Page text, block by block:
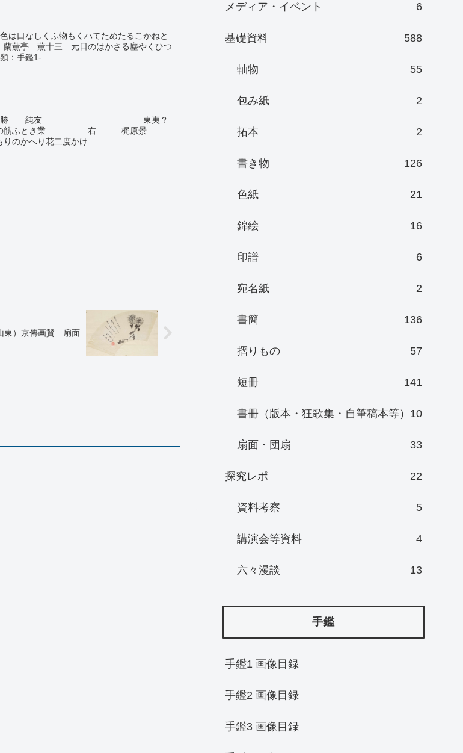
は口なしくふ物もくハてためたるこかねと
亭 薫十三ゝ元日のはかさる塵やくひつ
：手鑑1-...
1-39-2 左勝 純友 東夷？
伊予簾の筋ふとき業 右 梶原景
へり花二度かけ...
東）京傳画賛 扇面
メディア・イベント 6
基礎資料 588
軸物 55
包み紙 2
拓本 2
書き物 126
色紙 21
錦絵 16
印譜 6
宛名紙 2
書簡 136
摺りもの 57
短冊 141
書冊（版本・狂歌集・自筆稿本等） 10
扇面・団扇 33
探究レポ 22
資料考察 5
講演会等資料 4
六々漫談 13
手鑑
手鑑1 画像目録
手鑑2 画像目録
手鑑3 画像目録